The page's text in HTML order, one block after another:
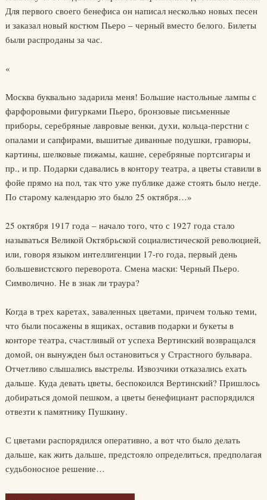
Для первого своего бенефиса он написал несколько новых песен
и заказал новый костюм Пьеро – черный вместо белого. Билеты
были распроданы за час.
«
Москва буквально задарила меня! Большие настольные лампы с
фарфоровыми фигурками Пьеро, бронзовые письменные
приборы, серебряные лавровые венки, духи, кольца-перстни с
опалами и сапфирами, вышитые диванные подушки, гравюры,
картины, шелковые пижамы, кашне, серебряные портсигары и
пр., и пр. Подарки сдавались в контору театра, а цветы ставили в
фойе прямо на пол, так что уже публике даже стоять было негде.
По старому календарю это было 25 октября…»
25 октября 1917 года – начало того, что с 1927 года стало
называться Великой Октябрьской социалистической революцией,
или, говоря языком интеллигенции 17-го года, первый день
большевистского переворота. Смена маски: Черный Пьеро.
Символично. Не в знак ли траура?
Когда в трех каретах, заваленных цветами, причем только теми,
что были посажены в ящиках, оставив подарки и букеты в
конторе театра, счастливый от успеха Вертинский возвращался
домой, он вынужден был остановиться у Страстного бульвара.
Отчетливо слышались выстрелы. Извозчики отказались ехать
дальше. Куда девать цветы, беспокоился Вертинский? Пришлось
добираться домой пешком, а цветы бенефициант распорядился
отвезти к памятнику Пушкину.
С цветами распорядился оперативно, а вот что было делать
дальше, как жить дальше, предстояло определиться, предполагая
судьбоносное решение…